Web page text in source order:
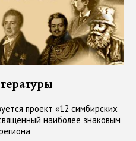
проект «12 симбирских
наиболее знаковым